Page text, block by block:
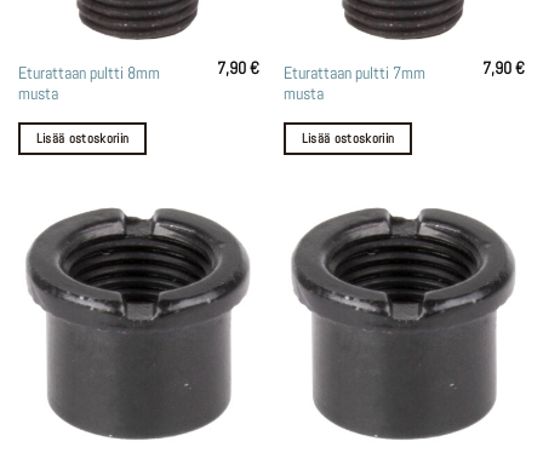
Eturattaan pultti 8mm
musta
7,90€
Lisää ostoskoriin
Eturattaan pultti 7mm
musta
7,90€
Lisää ostoskoriin